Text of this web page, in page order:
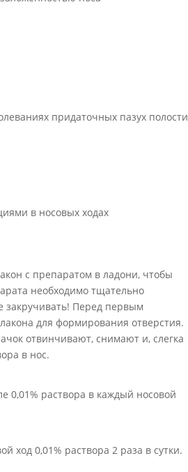
придаточных пазух полости
в носовых ходах
с препаратом в ладони, чтобы
необходимо тщательно
закручивать! Перед первым
для формирования отверстия.
отвинчивают, снимают и, слегка
в нос.
0,01% раствора в каждый носовой
ход 0,01% раствора 2 раза в сутки.